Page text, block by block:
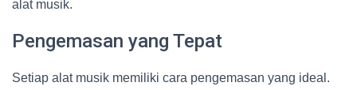
alat musik.
Pengemasan yang Tepat
Setiap alat musik memiliki cara pengemasan yang ideal.